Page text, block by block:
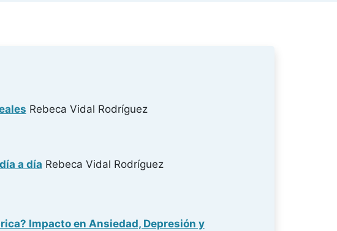
Rebeca Vidal Rodríguez
a día Rebeca Vidal Rodríguez
Impacto en Ansiedad, Depresión y